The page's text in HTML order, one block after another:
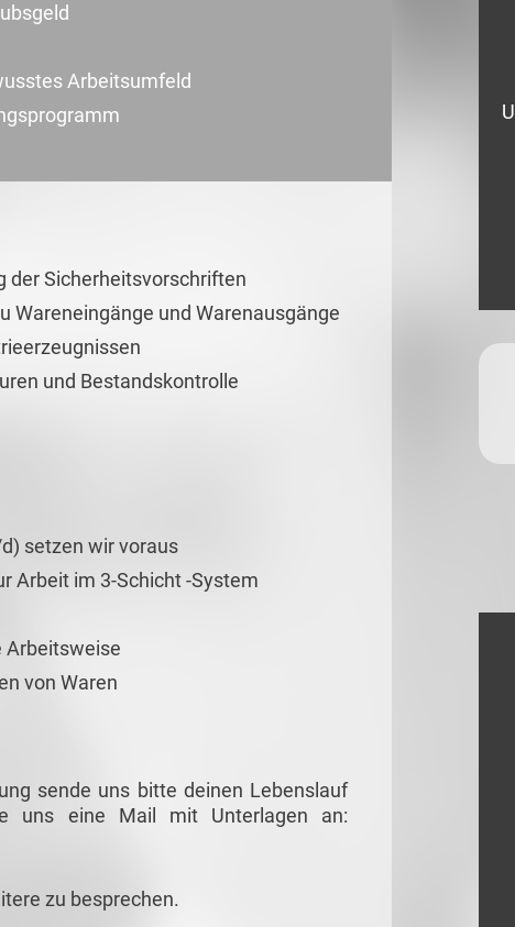
Arbeitsumfeld
der Sicherheitsvorschriften
und Warenausgänge
und Bestandskontrolle
setzen wir voraus
Arbeit im 3-Schicht -System
Arbeitsweise
von Waren
sende uns bitte deinen Lebenslauf
uns eine Mail mit Unterlagen an:
zu besprechen.